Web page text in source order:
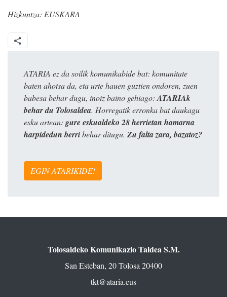
Hizkuntza: EUSKARA
ATARIA ez da soilik komunikabide bat: komunitate
baten ahotsa da, eta urte hauen guztien ondoren, zuen
babesa behar dugu, inoiz baino gehiago: ATARIAk
behar du Tolosaldea. Horregatik erronka bat daukagu
esku artean: gure eskualdeko 28 herrietan hamarna
harpidedun berribehar ditugu. Zu falta zara, bazatoz?
EGIN ATARIKIDE!
Tolosaldeko Komunikazio Taldea S.M.
San Esteban, 20 Tolosa 20400
tkt@ataria.eus